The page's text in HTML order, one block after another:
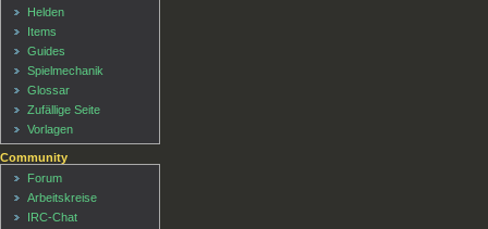
Helden
Items
Guides
Spielmechanik
Glossar
Zufällige Seite
Vorlagen
Community
Forum
Arbeitskreise
IRC-Chat